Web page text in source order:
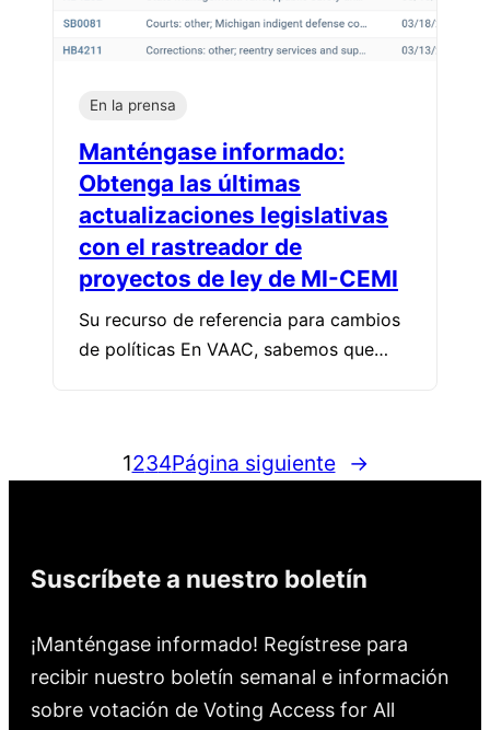
En la prensa
Manténgase informado:
Obtenga las últimas
actualizaciones legislativas
con el rastreador de
proyectos de ley de MI-CEMI
Su recurso de referencia para cambios
de políticas En VAAC, sabemos que…
1234Página siguiente →
Suscríbete a nuestro boletín
¡Manténgase informado! Regístrese para
recibir nuestro boletín semanal e información
sobre votación de Voting Access for All